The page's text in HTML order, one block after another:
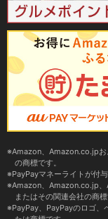
Amazon、Amazon.co.jpお
の商標です。
PayPayマネーライトが付
Amazon、Amazon.co.jp
またはその関連会社の商標
PayPay、PayPayのロゴ、